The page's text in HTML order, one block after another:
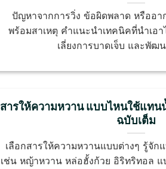
ปัญหาจากการวิ่ง ข้อผิดพลาด หรืออา
พร้อมสาเหตุ คำแนะนำเทคนิคที่นำเอ
เลี่ยงการบาดเจ็บ และพัฒ
สารให้ความหวาน แบบไหนใช้แท
ฉบับเต็ม
เลือกสารให้ความหวานแบบต่างๆ รู้จัก
เช่น หญ้าหวาน หล่อฮั้งก้วย อิริทริทอล